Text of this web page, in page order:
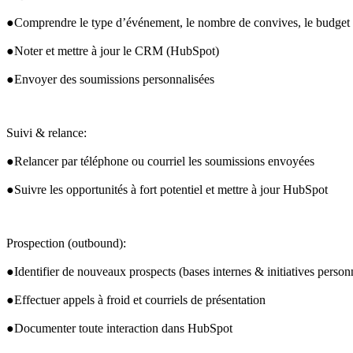
●Comprendre le type d’événement, le nombre de convives, le budget
●Noter et mettre à jour le CRM (HubSpot)
●Envoyer des soumissions personnalisées
Suivi & relance:
●Relancer par téléphone ou courriel les soumissions envoyées
●Suivre les opportunités à fort potentiel et mettre à jour HubSpot
Prospection (outbound):
●Identifier de nouveaux prospects (bases internes & initiatives
●Effectuer appels à froid et courriels de présentation
●Documenter toute interaction dans HubSpot